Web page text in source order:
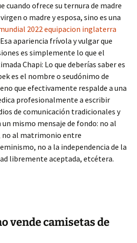
cuando ofrece su ternura de madre
o madre y esposa, sino es una
2022equipacion inglaterra
apariencia frívola y vulgar que
es simplemente lo que el
Chapi: Lo que deberías saber es
es el nombre o seudónimo de
que efectivamente respalde a una
profesionalmente a escribir
de comunicación tradicionales y
mismo mensaje de fondo: no al
no al matrimonio entre
no a la independencia de la
libremente aceptada, etcétera.
vende camisetas de